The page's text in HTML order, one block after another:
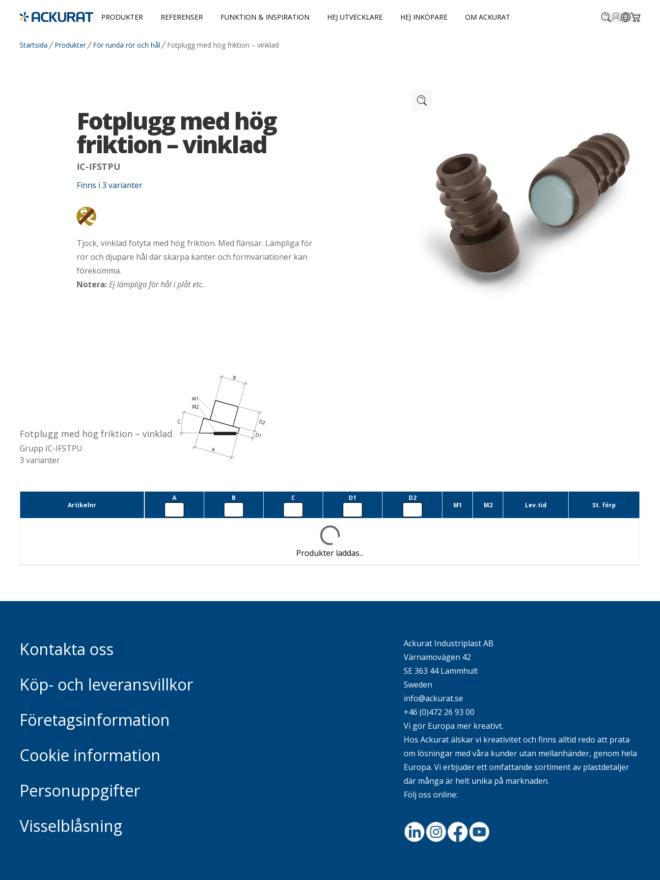
PRODUKTER REFERENSER FUNKTION & INSPIRATION HEJ UTVECKLARE HEJ INKÖPARE OM ACKURAT
Startsida Produkter För runda rör och hål Fotplugg med hög friktion – vinklad
Fotplugg med hög
friktion – vinklad
IC-IFSTPU
Finns i 3 varianter
Anti glid
Tjock, vinklad fotyta med hög friktion. Med flänsar. Lämpliga för
rör och djupare hål där skarpa kanter och formvariationer kan
förekomma.
Notera:Ej lämpliga för hål i plåt etc.
Fotplugg med hög friktion – vinklad
Grupp IC-IFSTPU
3 varianter
Artikelnr
A B C D1
D2
M1
M2 Lev.tid St. förp
Produkter laddas...
Kontakta oss
Köp- och leveransvillkor
Företagsinformation
Cookie information
Personuppgifter
Visselblåsning
Ackurat Industriplast AB
Värnamovägen 42
SE 363 44 Lammhult
Sweden
info@ackurat.se
+46 (0)472 26 93 00
Vi gör Europa mer kreativt.
Hos Ackurat älskar vi kreativitet och finns alltid redo att prata
om lösningar med våra kunder utan mellanhänder, genom hela
Europa. Vi erbjuder ett omfattande sortiment av plastdetaljer
där många är helt unika på marknaden.
Följ oss online:
LinkedInInstagramFacebookYoutube